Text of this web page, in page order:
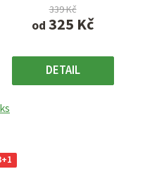
hvězdiček.
od 325 Kč
339 Kč
DETAIL